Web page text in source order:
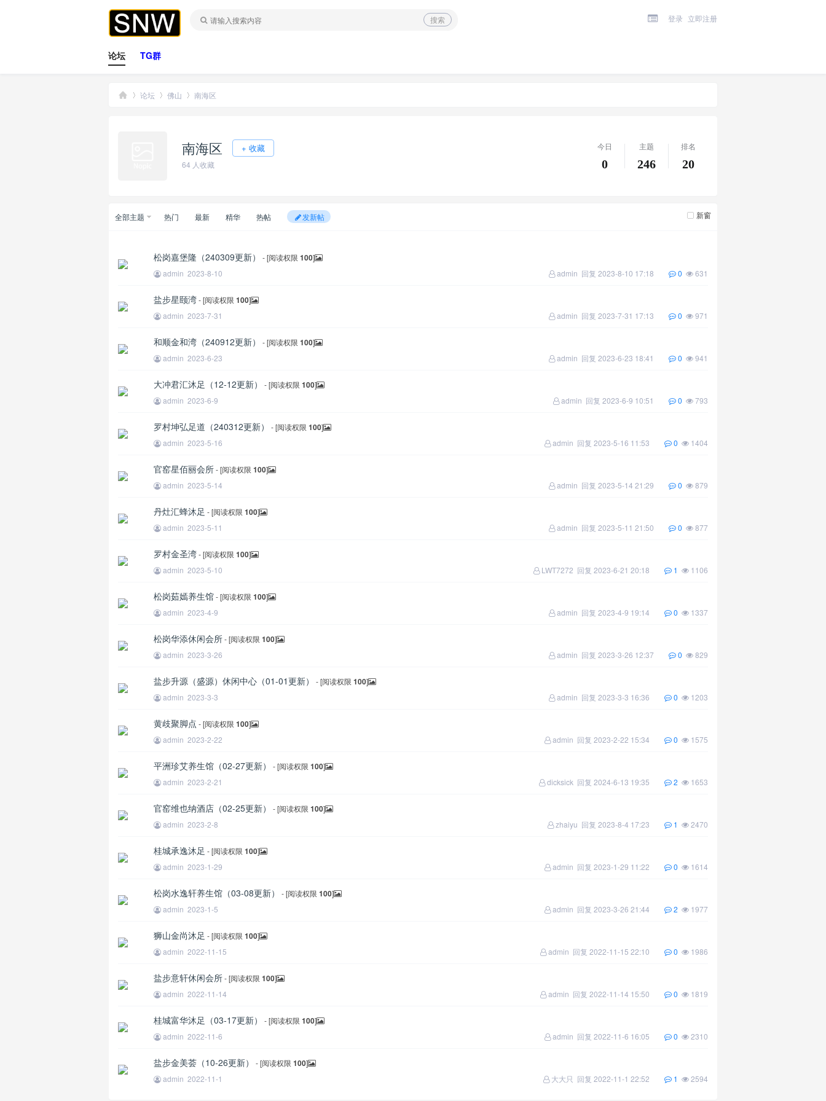
搜索 登录 立即注册
论坛 TG群
拿
王
论坛 佛山
›
南海区
南海区 + 收藏
64 人收藏
今日
0
主题
246
排名
20
全部主题 热门 最新 精华 热帖 发新帖 新窗
松岗嘉堡隆（240309更新） - [阅读权限 100]
admin 2023-8-10 631
0
admin 回复 2023-8-10 17:18
盐步星颐湾- [阅读权限 100]
admin 2023-7-31 971
0
admin 回复 2023-7-31 17:13
和顺金和湾（240912更新） - [阅读权限 100]
admin 2023-6-23 941
0
admin 回复 2023-6-23 18:41
大冲君汇沐足（12-12更新） - [阅读权限 100]
admin 2023-6-9 793
0
admin 回复 2023-6-9 10:51
罗村坤弘足道（240312更新） - [阅读权限 100]
admin 2023-5-16 1404
0
admin 回复 2023-5-16 11:53
官窑星佰丽会所- [阅读权限 100]
admin 2023-5-14 879
0
admin 回复 2023-5-14 21:29
丹灶汇蜂沐足 - [阅读权限 100]
admin 2023-5-11 877
0
admin 回复 2023-5-11 21:50
罗村金圣湾- [阅读权限 100]
admin 2023-5-10 1106
1
LWT7272 回复 2023-6-21 20:18
松岗茹嫣养生馆- [阅读权限 100]
admin 2023-4-9 1337
0
admin 回复 2023-4-9 19:14
松岗华添休闲会所- [阅读权限 100]
admin 2023-3-26 829
0
admin 回复 2023-3-26 12:37
盐步升源（盛源）休闲中心（01-01更新） - [阅读权限 100]
admin 2023-3-3 1203
0
admin 回复 2023-3-3 16:36
黄歧聚脚点 - [阅读权限 100]
admin 2023-2-22 1575
0
admin 回复 2023-2-22 15:34
平洲珍艾养生馆（02-27更新） - [阅读权限 100]
admin 2023-2-21 1653
2
dicksick 回复 2024-6-13 19:35
官窑维也纳酒店（02-25更新） - [阅读权限 100]
admin 2023-2-8 2470
1
zhaiyu 回复 2023-8-4 17:23
桂城承逸沐足 - [阅读权限 100]
admin 2023-1-29 1614
0
admin 回复 2023-1-29 11:22
松岗水逸轩养生馆（03-08更新） - [阅读权限 100]
admin 2023-1-5 1977
2
admin 回复 2023-3-26 21:44
狮山金尚沐足 - [阅读权限 100]
admin 2022-11-15 1986
0
admin 回复 2022-11-15 22:10
盐步意轩休闲会所- [阅读权限 100]
admin 2022-11-14 1819
0
admin 回复 2022-11-14 15:50
桂城富华沐足（03-17更新） - [阅读权限 100]
admin 2022-11-6 2310
0
admin 回复 2022-11-6 16:05
盐步金美荟（10-26更新） - [阅读权限 100]
admin 2022-11-1 2594
1
大大只 回复 2022-11-1 22:52